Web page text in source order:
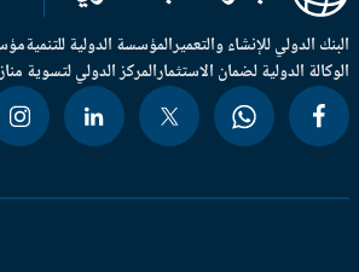
الدولي للإنشاء والتعميرالمؤسسة الدولية للتنميةمؤسسة
الدولية لضمان الاستثمارالمركز الدولي لتسوية